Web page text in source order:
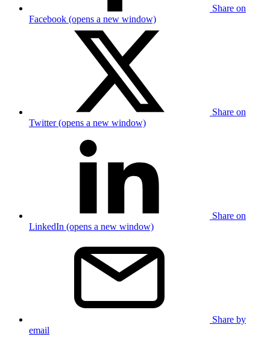
Share on
Facebook (opens a new window)
Share on
Twitter (opens a new window)
Share on
LinkedIn (opens a new window)
Share by
email